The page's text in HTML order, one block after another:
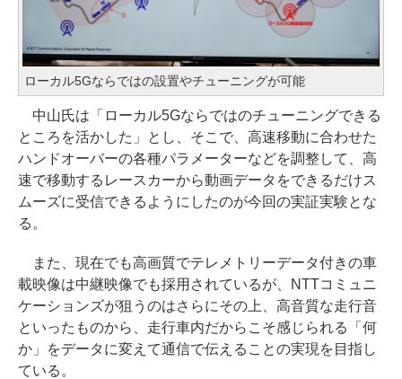
ローカル5Gならではの設置やチューニングが可能
中山氏は「ローカル5Gならではのチューニングできる
ところを活かした」とし、そこで、高速移動に合わせた
ハンドオーバーの各種パラメーターなどを調整して、高
速で移動するレースカーから動画データをできるだけス
ムーズに受信できるようにしたのが今回の実証実験とな
る。
また、現在でも高画質でテレメトリーデータ付きの車
載映像は中継映像でも採用されているが、NTTコミュニ
ケーションズが狙うのはさらにその上、高音質な走行音
といったものから、走行車内だからこそ感じられる「何
か」をデータに変えて通信で伝えることの実現を目指し
ている。